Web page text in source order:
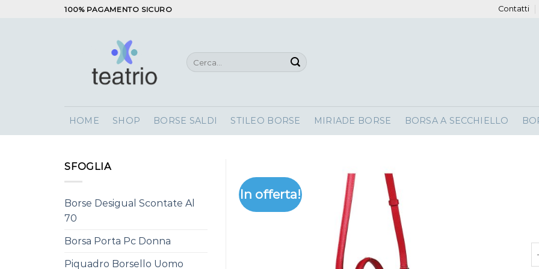
100% PAGAMENTO SICURO Contatti
Cerca:
HOME SHOP BORSE SALDI STILEO BORSE MIRIADE BORSE BORSA A SECCHIELLO
SFOGLIA
Borse Desigual Scontate Al
70
Borsa Porta Pc Donna
Piquadro Borsello Uomo
In offerta!